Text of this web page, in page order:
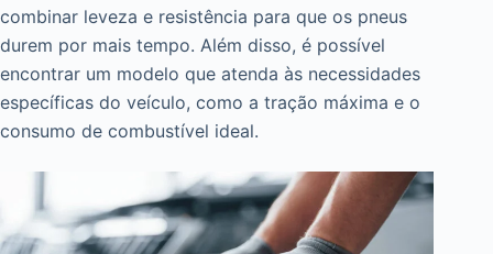
combinar leveza e resistência para que os pneus
durem por mais tempo. Além disso, é possível
encontrar um modelo que atenda às necessidades
específicas do veículo, como a tração máxima e o
consumo de combustível ideal.